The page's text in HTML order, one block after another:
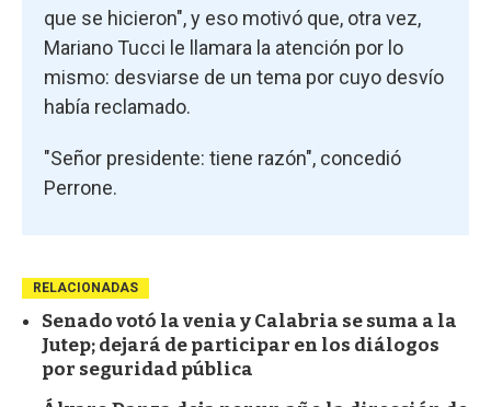
que se hicieron", y eso motivó que, otra vez,
Mariano Tucci le llamara la atención por lo
mismo: desviarse de un tema por cuyo desvío
había reclamado.
"Señor presidente: tiene razón", concedió
Perrone.
RELACIONADAS
Senado votó la venia y Calabria se suma a la
Jutep; dejará de participar en los diálogos
por seguridad pública